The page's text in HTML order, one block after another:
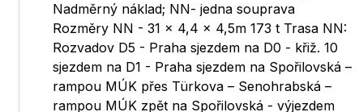
Nadměrný náklad; NN- jedna souprava
Rozměry NN - 31 x 4,4 x 4,5m 173 t Trasa NN:
Rozvadov D5 - Praha sjezdem na D0 - křiž. 10
sjezdem na D1 - Praha sjezdem na Spořilovská –
rampou MÚK přes Türkova – Senohrabská –
rampou MÚK zpět na Spořilovská - výjezdem